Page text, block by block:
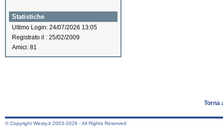
Statistiche
Ultimo Login: 24/07/2026 13:05
Registrato il : 25/02/2009
Amici: 81
Torna
© Copyright Westy.it 2003-2026 - All Rights Reserved